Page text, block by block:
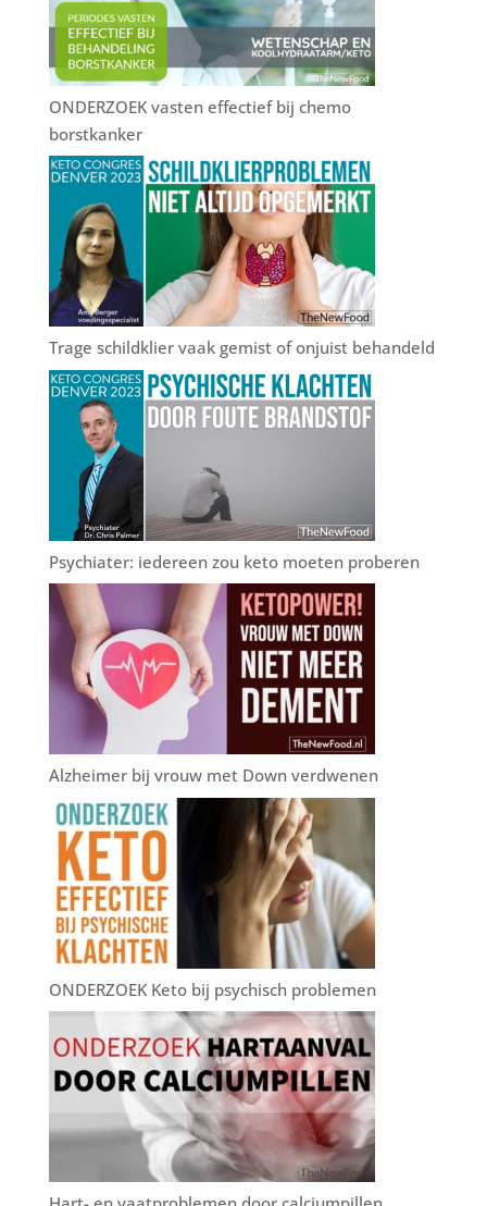
ONDERZOEK vasten effectief bij chemo
borstkanker
Trage schildklier vaak gemist of onjuist behandeld
Psychiater: iedereen zou keto moeten proberen
Alzheimer bij vrouw met Down verdwenen
ONDERZOEK Keto bij psychisch problemen